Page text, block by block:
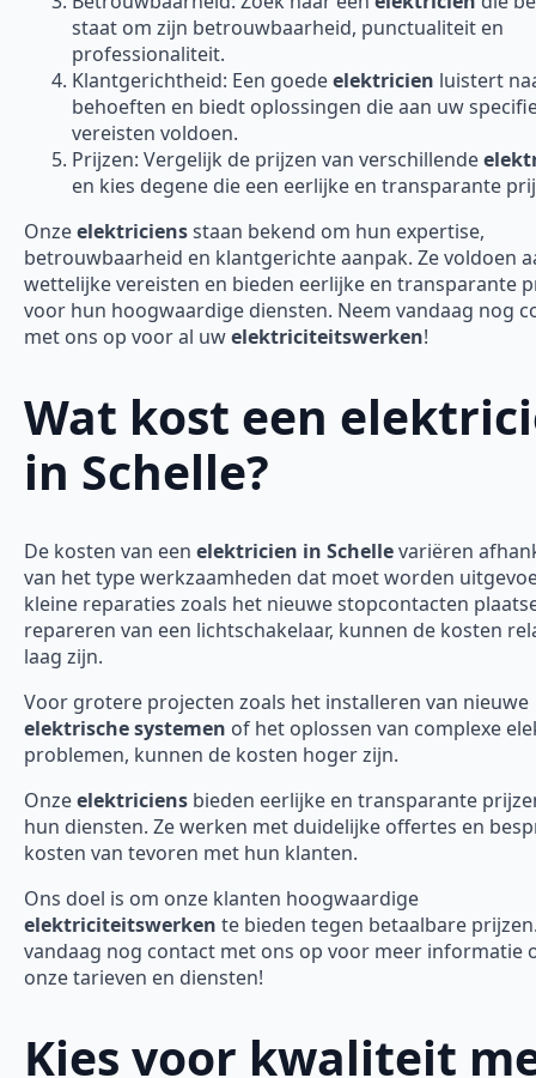
staat om zijn betrouwbaarheid, punctualiteit en
professionaliteit.
Klantgerichtheid: Een goedeelektricien luistert
behoeften en biedt oplossingen die aan uw
vereisten voldoen.
Prijzen: Vergelijk de prijzen van verschillende
en kies degene die een eerlijke en transparante
Onzeelektriciensstaan bekend om hun expertise,
betrouwbaarheid en klantgerichte aanpak. Ze voldoen
wettelijke vereisten en bieden eerlijke en transparante
voor hun hoogwaardige diensten. Neem vandaag nog
met ons op voor al uwelektriciteitswerken!
Wat kost een
in Schelle?
De kosten van een elektricien in Schellevariëren
van het type werkzaamheden dat moet worden
kleine reparaties zoals het nieuwe stopcontacten
repareren van een lichtschakelaar, kunnen de kosten
laag zijn.
Voor grotere projecten zoals het installeren van nieuwe
elektrische systemen of het oplossen van complexe
problemen, kunnen de kosten hoger zijn.
Onzeelektriciens bieden eerlijke en transparante
hun diensten. Ze werken met duidelijke offertes en
kosten van tevoren met hun klanten.
Ons doel is om onze klanten hoogwaardige
elektriciteitswerken te bieden tegen betaalbare
vandaag nog contact met ons op voor meer informatie
onze tarieven en diensten!
Kies voor kwaliteit